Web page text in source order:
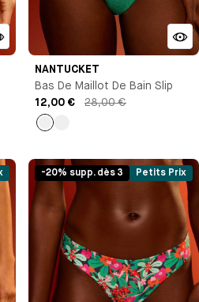
NANTUCKET
Bas De Maillot De Bain Slip
12,00 €
28,00 €
Vert
-20% supp. dès 3 Petits Prix